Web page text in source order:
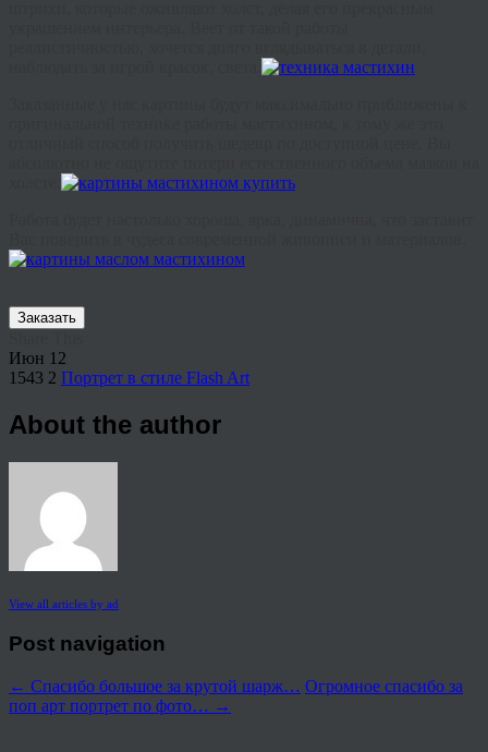
Заказать
Июн 12
1543 2 Портрет в стиле Flash Art
About the author
View all articles by ad
Post navigation
← Спасибо большое за крутой шарж… Огромное спасибо за
поп арт портрет по фото… →